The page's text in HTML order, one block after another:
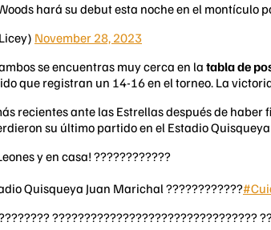
hará su debut esta noche en el montículo
November 28, 2023
se encuentras muy cerca en la tabla de
que registran un 14-16 en el torneo. La
recientes ante las Estrellas después de
su último partido en el Estadio
y en casa! ????????????
Quisqueya Juan Marichal ????????????
????????????????????????????????